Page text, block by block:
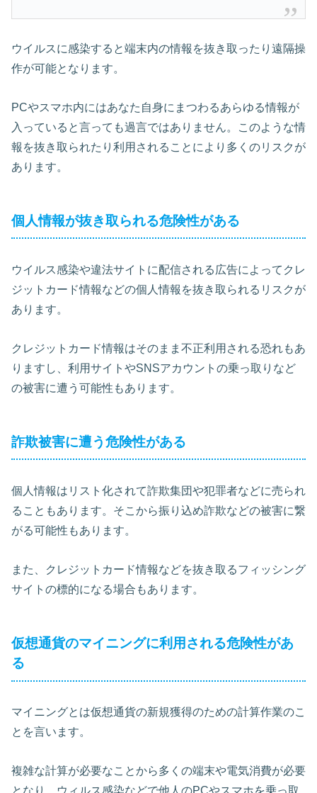
ウイルスに感染すると端末内の情報を抜き取ったり遠隔操
作が可能となります。
PCやスマホ内にはあなた自身にまつわるあらゆる情報が
入っていると言っても過言ではありません。このような情
報を抜き取られたり利用されることにより多くのリスクが
あります。
個人情報が抜き取られる危険性がある
ウイルス感染や違法サイトに配信される広告によってクレ
ジットカード情報などの個人情報を抜き取られるリスクが
あります。
クレジットカード情報はそのまま不正利用される恐れもあ
りますし、利用サイトやSNSアカウントの乗っ取りなど
の被害に遭う可能性もあります。
詐欺被害に遭う危険性がある
個人情報はリスト化されて詐欺集団や犯罪者などに売られ
ることもあります。そこから振り込め詐欺などの被害に繋
がる可能性もあります。
また、クレジットカード情報などを抜き取るフィッシング
サイトの標的になる場合もあります。
仮想通貨のマイニングに利用される危険性があ
る
マイニングとは仮想通貨の新規獲得のための計算作業のこ
とを言います。
複雑な計算が必要なことから多くの端末や電気消費が必要